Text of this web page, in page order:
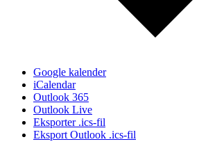
Google kalender
iCalendar
Outlook 365
Outlook Live
Eksporter .ics-fil
Eksport Outlook .ics-fil